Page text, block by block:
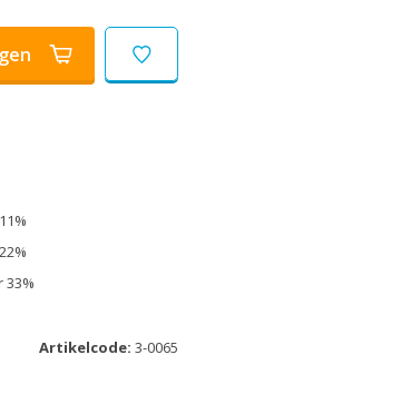
33%
Artikelcode: 3-0065